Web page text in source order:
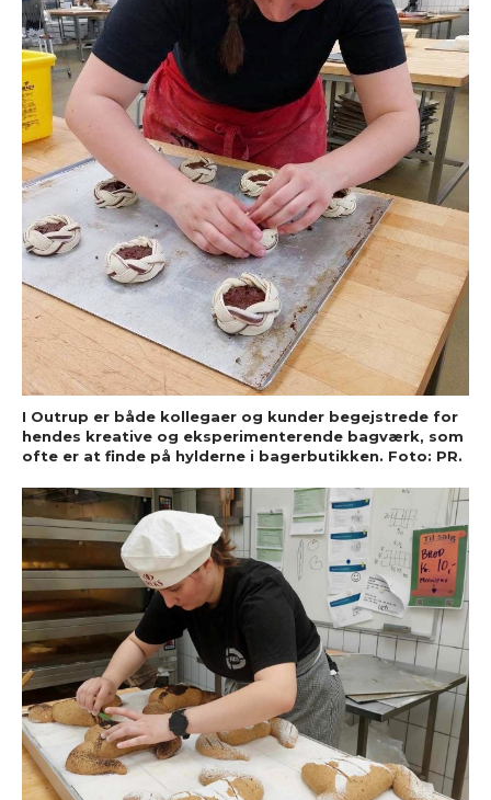
I Outrup er både kollegaer og kunder begejstrede for
hendes kreative og eksperimenterende bagværk, som
ofte er at finde på hylderne i bagerbutikken. Foto: PR.